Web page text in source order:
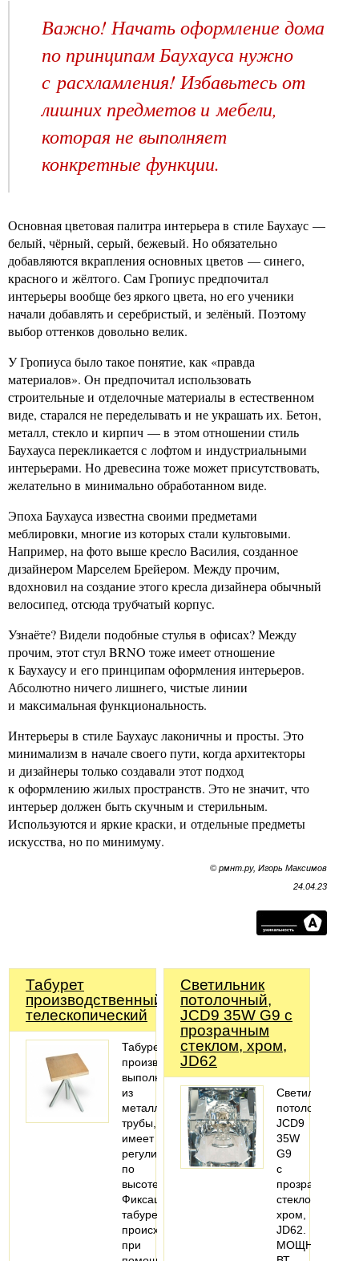
Важно! Начать оформление дома
по принципам Баухауса нужно
с расхламления! Избавьтесь от
лишних предметов и мебели,
которая не выполняет
конкретные функции.
Основная цветовая палитра интерьера в стиле Баухаус —
белый, чёрный, серый, бежевый. Но обязательно
добавляются вкрапления основных цветов — синего,
красного и жёлтого. Сам Гропиус предпочитал
интерьеры вообще без яркого цвета, но его ученики
начали добавлять и серебристый, и зелёный. Поэтому
выбор оттенков довольно велик.
У Гропиуса было такое понятие, как «правда
материалов». Он предпочитал использовать
строительные и отделочные материалы в естественном
виде, старался не переделывать и не украшать их. Бетон,
металл, стекло и кирпич — в этом отношении стиль
Баухауса перекликается с лофтом и индустриальными
интерьерами. Но древесина тоже может присутствовать,
желательно в минимально обработанном виде.
Эпоха Баухауса известна своими предметами
меблировки, многие из которых стали культовыми.
Например, на фото выше кресло Василия, созданное
дизайнером Марселем Брейером. Между прочим,
вдохновил на создание этого кресла дизайнера обычный
велосипед, отсюда трубчатый корпус.
Узнаёте? Видели подобные стулья в офисах? Между
прочим, этот стул BRNO тоже имеет отношение
к Баухаусу и его принципам оформления интерьеров.
Абсолютно ничего лишнего, чистые линии
и максимальная функциональность.
Интерьеры в стиле Баухаус лаконичны и просты. Это
минимализм в начале своего пути, когда архитекторы
и дизайнеры только создавали этот подход
к оформлению жилых пространств. Это не значит, что
интерьер должен быть скучным и стерильным.
Используются и яркие краски, и отдельные предметы
искусства, но по минимуму.
© рмнт.ру, Игорь Максимов
24.04.23
Табурет
производственный
телескопический
Табурет
производственный
выполнен
из
металлической
трубы,
имеет
регулировку
по
высоте.
Фиксация
табурета
происходит
при
Светильник
потолочный,
JCD9 35W G9 с
прозрачным
стеклом, хром,
JD62
Светильник
потолочный-
JCD9
35W
G9
с
прозрачным
стеклом,
хром,
JD62.
МОЩНОСТЬ,